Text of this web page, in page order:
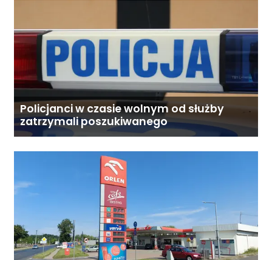
Policjanci w czasie wolnym od służby
zatrzymali poszukiwanego